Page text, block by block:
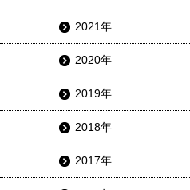
2021年
2020年
2019年
2018年
2017年